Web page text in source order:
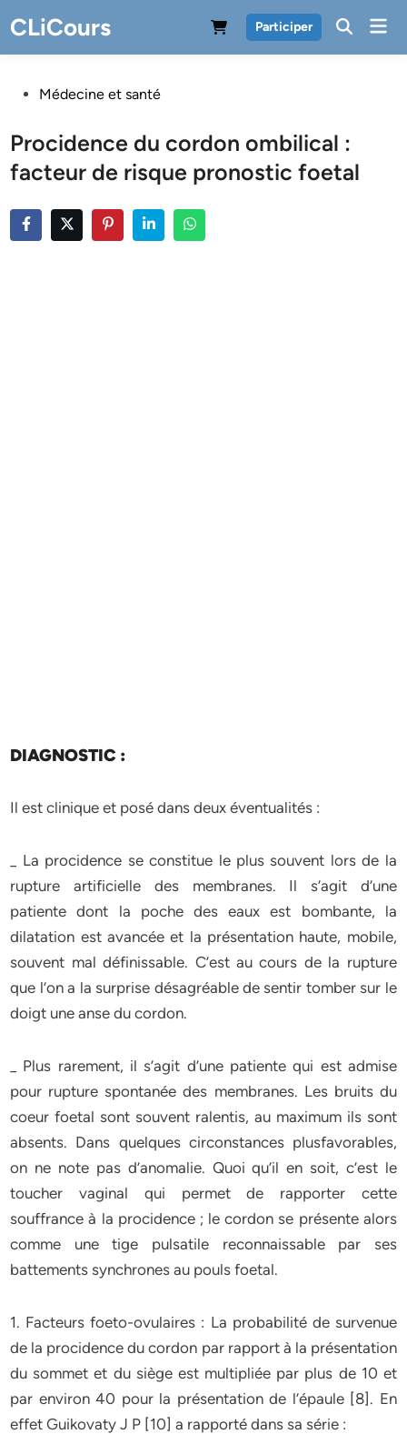
to
content
CLiCours Participer
PostedMédecine et santé
Procidence du cordon ombilical :
facteur de risque pronostic foetal
DIAGNOSTIC :
Il est clinique et posé dans deux éventualités :
_ La procidence se constitue le plus souvent lors de la
rupture artificielle des membranes. Il s’agit d’une
patiente dont la poche des eaux est bombante, la
dilatation est avancée et la présentation haute, mobile,
souvent mal définissable. C’est au cours de la rupture
que l’on a la surprise désagréable de sentir tomber sur le
doigt une anse du cordon.
_ Plus rarement, il s’agit d’une patiente qui est admise
pour rupture spontanée des membranes. Les bruits du
coeur foetal sont souvent ralentis, au maximum ils sont
absents. Dans quelques circonstances plusfavorables,
on ne note pas d’anomalie. Quoi qu’il en soit, c’est le
toucher vaginal qui permet de rapporter cette
souffrance à la procidence ; le cordon se présente alors
comme une tige pulsatile reconnaissable par ses
battements synchrones au pouls foetal.
1. Facteurs foeto-ovulaires : La probabilité de survenue
de la procidence du cordon par rapport à la présentation
du sommet et du siège est multipliée par plus de 10 et
par environ 40 pour la présentation de l’épaule [8]. En
effet Guikovaty J P [10] a rapporté dans sa série :